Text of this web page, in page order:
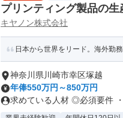
プリンティング製品の
キヤノン株式会社
日本から世界をリード。海外勤
神奈川県川崎市幸区塚越
年俸550万円～850万円
求めている人材 ◎必須要件